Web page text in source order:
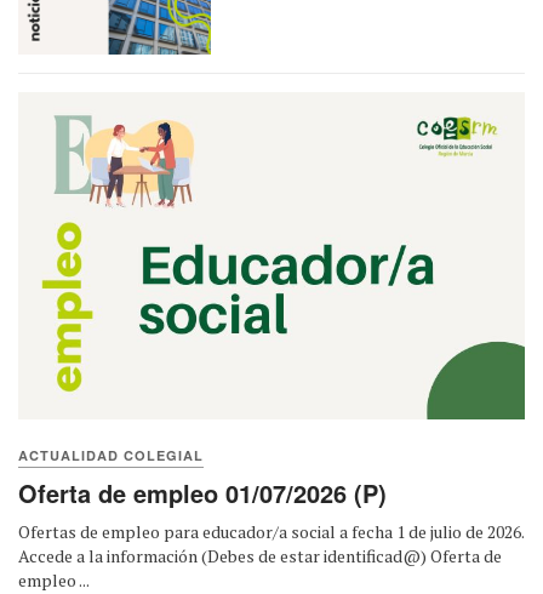
ACTUALIDAD COLEGIAL
Oferta de empleo 01/07/2026 (P)
Ofertas de empleo para educador/a social a fecha 1 de julio de 2026.
Accede a la información (Debes de estar identificad@) Oferta de
empleo ...